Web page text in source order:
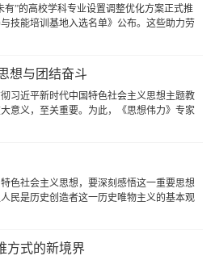
有”的高校学科专业设置调整优化方案正式推
技能培训基地入选名单》公布。这些助力劳
济新职业的举措，带给人们不少鼓舞和启
想与团结奋斗
习近平新时代中国特色社会主义思想主题教
意义，至关重要。为此，《思想伟力》专家
会主义学院党组成员、副院长孙黎海，带我
色社会主义思想，要深刻感悟这一重要思想
民是历史创造者这一历史唯物主义的基本观
最深厚基础和最大底气，在学习中感悟初心
方式的新境界